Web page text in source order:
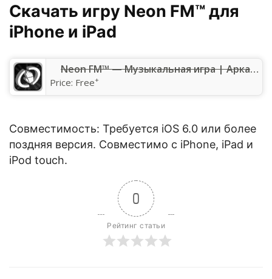
Скачать игру Neon FM™ для
iPhone и iPad
‎Neon FM™ — Музыкальная игра | Аркадная ритм игра
Price: Free+
Совместимость: Требуется iOS 6.0 или более
поздняя версия. Совместимо с iPhone, iPad и
iPod touch.
0
Рейтинг статьи